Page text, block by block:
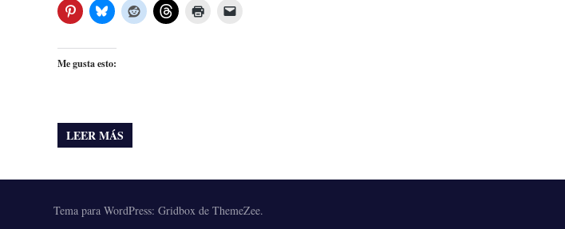
Me gusta esto:
LEER MÁS
Tema para WordPress: Gridbox de ThemeZee.